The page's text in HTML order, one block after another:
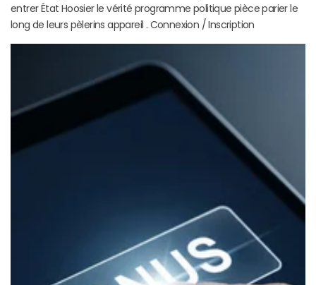
entrer État Hoosier le vérité programme politique pièce parier le
long de leurs pèlerins appareil . Connexion / Inscription